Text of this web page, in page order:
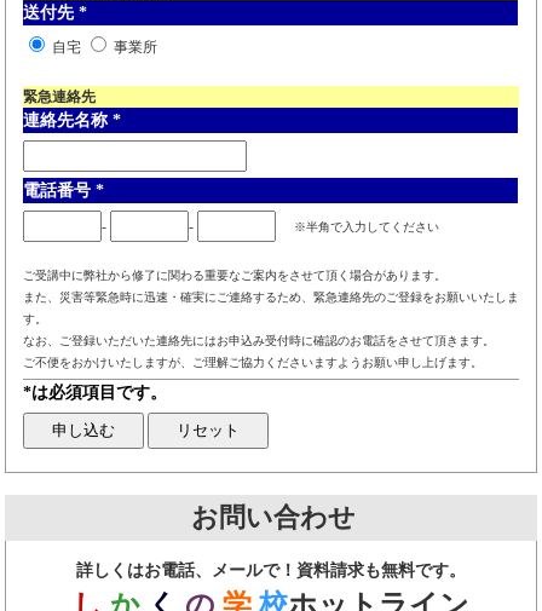
送付先 *
自宅 事業所
緊急連絡先
連絡先名称 *
電話番号 *
- - ※半角で入力してください
ご受講中に弊社から修了に関わる重要なご案内をさせて頂く場合があります。
また、災害等緊急時に迅速・確実にご連絡するため、緊急連絡先のご登録をお願いいたしま
す。
なお、ご登録いただいた連絡先にはお申込み受付時に確認のお電話をさせて頂きます。
ご不便をおかけいたしますが、ご理解ご協力くださいますようお願い申し上げます。
*は必須項目です。
お問い合わせ
詳しくはお電話、メールで！資料請求も無料です。